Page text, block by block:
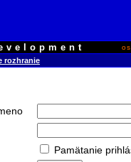
rozhranie
Pamätanie